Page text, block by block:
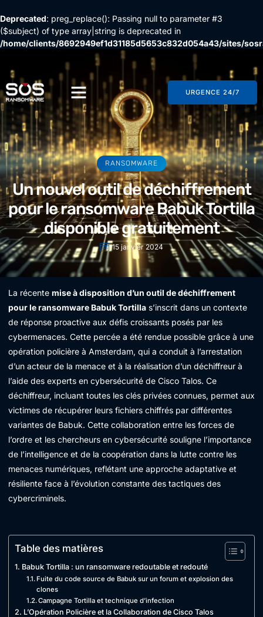
Deprecated: preg_replace(): Passing null to parameter #3
($subject) of type array|string is deprecated in
/home/clients/8692949ef1d31185d5653c832d054a43/sites/
content/plugins/wordfence/vendor/wordfence/wf-
waf/src/lib/rules.php
on line 1896
URGENCE 24/7
RANSOMWARE
Un nouvel outil de déchiffrement
pour le ransomware Babuk Tortilla
disponible gratuitement
15 janvier 2024
La récente mise à disposition d’un outil de déchiffrement
pour le ransomware Babuk Tortilla s’inscrit dans un contexte
de réponse proactive aux défis croissants posés par les
cybermenaces. Cette percée a été rendue possible grâce à une
opération policière à Amsterdam, qui a conduit à l’arrestation
d’un acteur de la menace et à la réalisation d’un déchiffreur à
l’aide des experts en cybersécurité de Cisco Talos. Ce
déchiffreur, incluant toutes les clés privées connues, permet aux
victimes de récupérer leurs fichiers chiffrés par différentes
variantes de Babuk. Cette collaboration entre les forces de
l’ordre et les chercheurs en cybersécurité souligne l’importance
de l’intelligence et de la coopération dans la lutte contre les
menaces numériques, reflétant une approche adaptative et
résiliente face à l’évolution constante des tactiques des
cybercriminels.
Table des matières
Babuk Tortilla : un ransomware redoutable et redouté
Fuite du code source de Babuk sur un forum et explosion des
clones
Campagne Tortilla et technique d’infection
L’Opération Policière et la Collaboration de Cisco Talos